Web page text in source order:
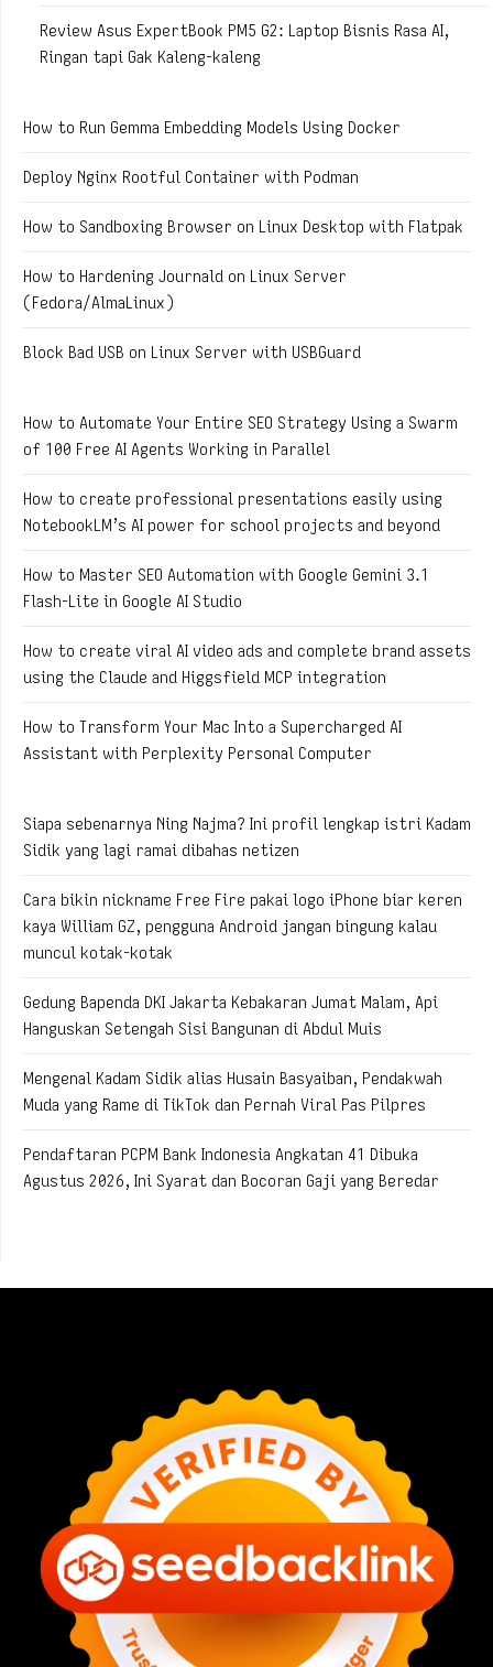
Review Asus ExpertBook PM5 G2: Laptop Bisnis Rasa AI,
Ringan tapi Gak Kaleng-kaleng
How to Run Gemma Embedding Models Using Docker
Deploy Nginx Rootful Container with Podman
How to Sandboxing Browser on Linux Desktop with Flatpak
How to Hardening Journald on Linux Server
(Fedora/AlmaLinux)
Block Bad USB on Linux Server with USBGuard
How to Automate Your Entire SEO Strategy Using a Swarm
of 100 Free AI Agents Working in Parallel
How to create professional presentations easily using
NotebookLM’s AI power for school projects and beyond
How to Master SEO Automation with Google Gemini 3.1
Flash-Lite in Google AI Studio
How to create viral AI video ads and complete brand assets
using the Claude and Higgsfield MCP integration
How to Transform Your Mac Into a Supercharged AI
Assistant with Perplexity Personal Computer
Siapa sebenarnya Ning Najma? Ini profil lengkap istri Kadam
Sidik yang lagi ramai dibahas netizen
Cara bikin nickname Free Fire pakai logo iPhone biar keren
kaya William GZ, pengguna Android jangan bingung kalau
muncul kotak-kotak
Gedung Bapenda DKI Jakarta Kebakaran Jumat Malam, Api
Hanguskan Setengah Sisi Bangunan di Abdul Muis
Mengenal Kadam Sidik alias Husain Basyaiban, Pendakwah
Muda yang Rame di TikTok dan Pernah Viral Pas Pilpres
Pendaftaran PCPM Bank Indonesia Angkatan 41 Dibuka
Agustus 2026, Ini Syarat dan Bocoran Gaji yang Beredar